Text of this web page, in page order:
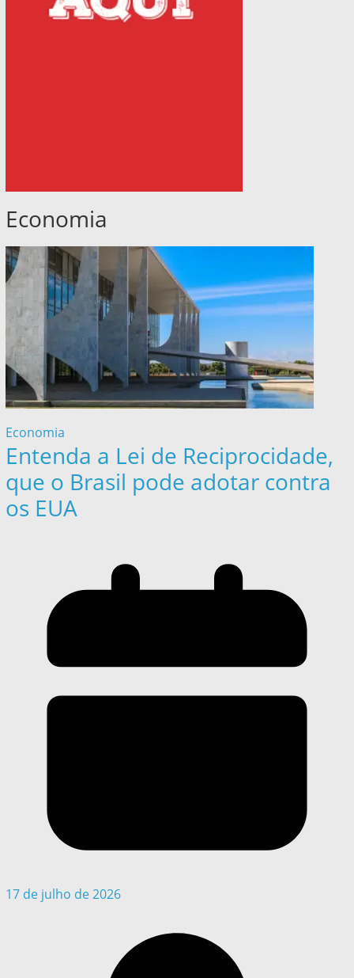
Economia
Economia
Entenda a Lei de Reciprocidade,
que o Brasil pode adotar contra
os EUA
17 de julho de 2026